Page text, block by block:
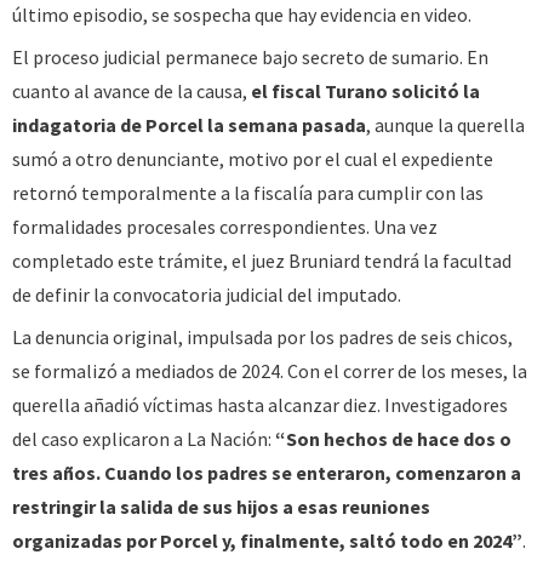
último episodio, se sospecha que hay evidencia en video.
El proceso judicial permanece bajo secreto de sumario. En
cuanto al avance de la causa, el fiscal Turano solicitó la
indagatoria de Porcel la semana pasada, aunque la querella
sumó a otro denunciante, motivo por el cual el expediente
retornó temporalmente a la fiscalía para cumplir con las
formalidades procesales correspondientes. Una vez
completado este trámite, el juez Bruniard tendrá la facultad
de definir la convocatoria judicial del imputado.
La denuncia original, impulsada por los padres de seis chicos,
se formalizó a mediados de 2024. Con el correr de los meses, la
querella añadió víctimas hasta alcanzar diez. Investigadores
del caso explicaron a La Nación: “Son hechos de hace dos o
tres años. Cuando los padres se enteraron, comenzaron a
restringir la salida de sus hijos a esas reuniones
organizadas por Porcel y, finalmente, saltó todo en 2024”.